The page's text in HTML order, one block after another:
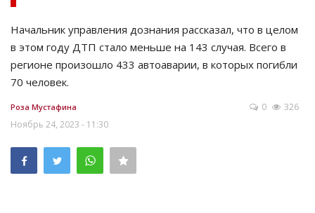
Начальник управления дознания рассказал, что в целом
в этом году ДТП стало меньше на 143 случая. Всего в
регионе произошло 433 автоаварии, в которых погибли
70 человек.
Роза Мустафина
Ноябрь 24, 2023 - 11:30
0 326